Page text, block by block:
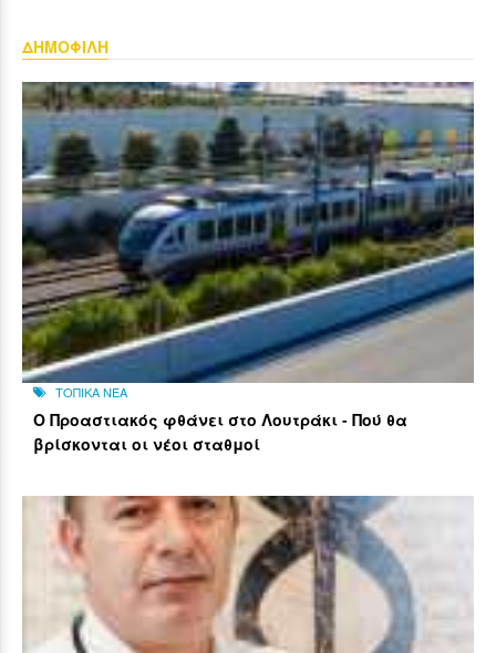
ΔΗΜΟΦΙΛΗ
ΤΟΠΙΚΑ ΝΕΑ
Ο Προαστιακός φθάνει στο Λουτράκι - Πού θα
βρίσκονται οι νέοι σταθμοί